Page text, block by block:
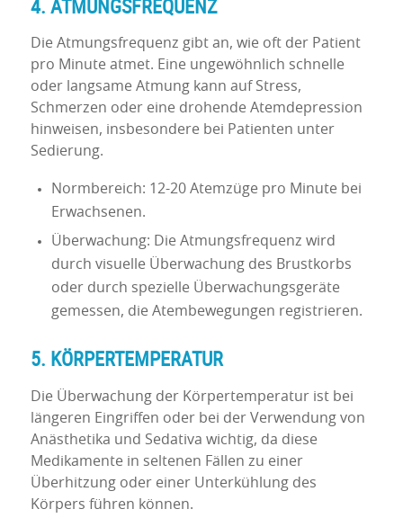
4. ATMUNGSFREQUENZ
Die Atmungsfrequenz gibt an, wie oft der Patient
pro Minute atmet. Eine ungewöhnlich schnelle
oder langsame Atmung kann auf Stress,
Schmerzen oder eine drohende Atemdepression
hinweisen, insbesondere bei Patienten unter
Sedierung.
Normbereich: 12-20 Atemzüge pro Minute bei
Erwachsenen.
Überwachung: Die Atmungsfrequenz wird
durch visuelle Überwachung des Brustkorbs
oder durch spezielle Überwachungsgeräte
gemessen, die Atembewegungen registrieren.
5. KÖRPERTEMPERATUR
Die Überwachung der Körpertemperatur ist bei
längeren Eingriffen oder bei der Verwendung von
Anästhetika und Sedativa wichtig, da diese
Medikamente in seltenen Fällen zu einer
Überhitzung oder einer Unterkühlung des
Körpers führen können.